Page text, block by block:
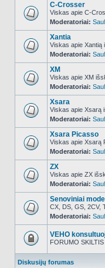
NO_UNREAD_POSTS
C-Crosser
Viskas apie C-
Moderatoriai:
NO_UNREAD_POSTS
Xantia
Viskas apie Xantią
Moderatoriai:
NO_UNREAD_POSTS
XM
Viskas apie XM
Moderatoriai:
NO_UNREAD_POSTS
Xsara
Viskas apie Xsarą
Moderatoriai:
NO_UNREAD_POSTS
Xsara Picasso
Viskas apie Xsarą
Moderatoriai:
NO_UNREAD_POSTS
ZX
Viskas apie ZX
Moderatoriai:
NO_UNREAD_POSTS
Senoviniai
CX, DS, GS, 2CV,
Moderatoriai:
užrakintas
VEHO
FORUMO
Diskusijų forumas